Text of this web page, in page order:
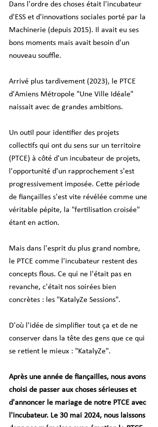
Dans l'ordre des choses était l'incubateur
d'ESS et d'innovations sociales porté par la
Machinerie (depuis 2015). Il avait eu ses
bons moments mais avait besoin d'un
nouveau souffle.
Arrivé plus tardivement (2023), le PTCE
d'Amiens Métropole "Une Ville Idéale"
naissait avec de grandes ambitions.
Un outil pour identifier des projets
collectifs qui ont du sens sur un territoire
(PTCE) à côté d'un incubateur de projets,
l'opportunité d'un rapprochement s'est
progressivement imposée. Cette période
de fiançailles s'est vite révélée comme une
véritable pépite, la "fertilisation croisée"
étant en action.
Mais dans l'esprit du plus grand nombre,
le PTCE comme l'incubateur restent des
concepts flous. Ce qui ne l'était pas en
revanche, c'était nos soirées bien
concrètes : les "KatalyZe Sessions".
D'où l'idée de simplifier tout ça et de ne
conserver dans la tête des gens que ce qui
se retient le mieux : "KatalyZe".
Après une année de fiançailles, nous avons
choisi de passer aux choses sérieuses et
d'annoncer le mariage de notre PTCE avec
l'incubateur. Le 30 mai 2024, nous laissons